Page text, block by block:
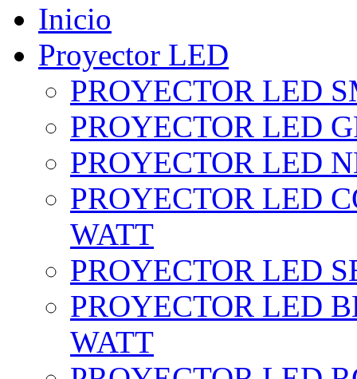
Inicio
Proyector LED
PROYECTOR LED
PROYECTOR LED
PROYECTOR LED
PROYECTOR LED
WATT
PROYECTOR LED
PROYECTOR LED
WATT